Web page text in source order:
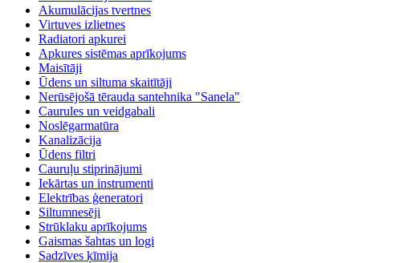
Akumulācijas tvertnes
Virtuves izlietnes
Radiatori apkurei
Apkures sistēmas aprīkojums
Maisītāji
Ūdens un siltuma skaitītāji
Nerūsējošā tērauda santehnika "Sanela"
Caurules un veidgabali
Noslēgarmatūra
Kanalizācija
Ūdens filtri
Cauruļu stiprinājumi
Iekārtas un instrumenti
Elektrības ģeneratori
Siltumnesēji
Strūklaku aprīkojums
Gaismas šahtas un logi
Sadzīves ķīmija